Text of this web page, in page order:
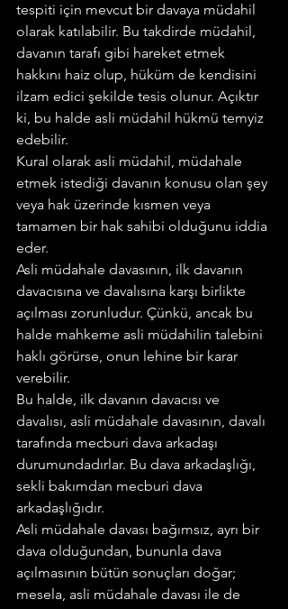
tespiti için mevcut bir davaya müdahil
olarak katılabilir. Bu takdirde müdahil,
davanın tarafı gibi hareket etmek
hakkını haiz olup, hüküm de kendisini
ilzam edici şekilde tesis olunur. Açıktır
ki, bu halde asli müdahil hükmü temyiz
edebilir.
Kural olarak asli müdahil, müdahale
etmek istediği davanın konusu olan şey
veya hak üzerinde kısmen veya
tamamen bir hak sahibi olduğunu iddia
eder.
Asli müdahale davasının, ilk davanın
davacısına ve davalısına karşı birlikte
açılması zorunludur. Çünkü, ancak bu
halde mahkeme asli müdahilin talebini
haklı görürse, onun lehine bir karar
verebilir.
Bu halde, ilk davanın davacısı ve
davalısı, asli müdahale davasının, davalı
tarafında mecburi dava arkadaşı
durumundadırlar. Bu dava arkadaşlığı,
sekli bakımdan mecburi dava
arkadaşlığıdır.
Asli müdahale davası bağımsız, ayrı bir
dava olduğundan, bununla dava
açılmasının bütün sonuçları doğar;
mesela, asli müdahale davası ile de